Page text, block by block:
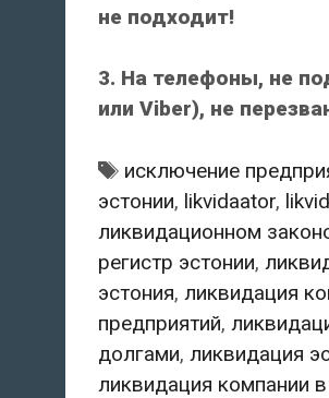
не подходит!
3. На телефоны, не
или Viber), не
исключение
эстонии, likvidaator,
ликвидационном
регистр эстонии,
эстония, ликвидация
предприятий,
долгами, ликвидация
ликвидация компании